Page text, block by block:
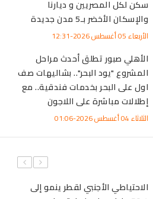
سكن لكل المصريين و ديارنا
والإسكان الأخضر بـ5 مدن جديدة
الأربعاء 05 أغسطس 2026-12:31
الأهلي صبور تطلق أحدث مراحل
المشروع "يود البحر".. بشاليهات صف
اول على البحر بخدمات فندقية.. مع
إطلالات مباشرة على اللاجون
الثلاثاء 04 أغسطس 2026-01:06
الاتحاد الأوروبي يتحرك لصياغة